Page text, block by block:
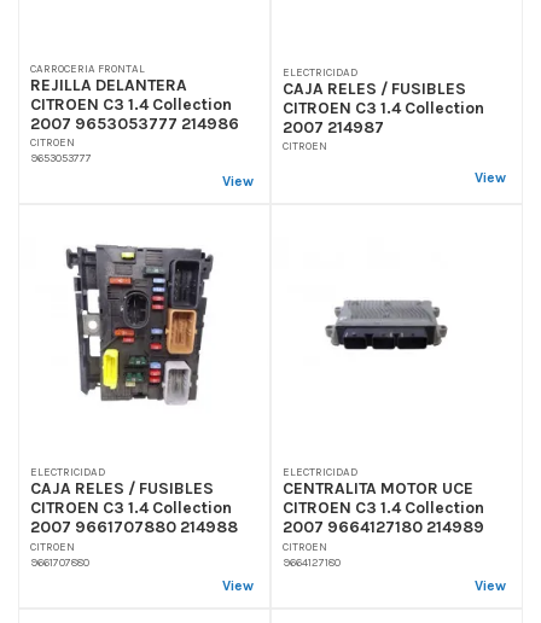
CARROCERIA FRONTAL
REJILLA DELANTERA
CITROEN C3 1.4 Collection
2007 9653053777 214986
CITROEN
9653053777
View
ELECTRICIDAD
CAJA RELES / FUSIBLES
CITROEN C3 1.4 Collection
2007 214987
CITROEN
View
ELECTRICIDAD
CAJA RELES / FUSIBLES
CITROEN C3 1.4 Collection
2007 9661707880 214988
CITROEN
9661707880
View
ELECTRICIDAD
CENTRALITA MOTOR UCE
CITROEN C3 1.4 Collection
2007 9664127180 214989
CITROEN
9664127180
View